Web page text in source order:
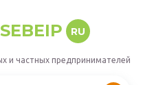
RU
и частных предпринимателей